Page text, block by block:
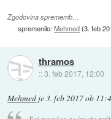
Zgodovina sprememb…
spremenilo:Mehmed(3. feb
thramos
::3. feb 2017, 12:00
Mehmed je3. feb 2017 ob